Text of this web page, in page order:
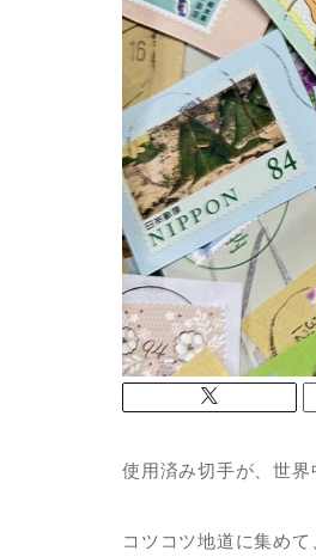
使用済み切手が、世
コツコツ地道に集めて